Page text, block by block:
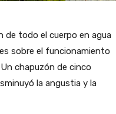
de todo el cuerpo en agua
sobre el funcionamiento
chapuzón de cinco
la angustia y la